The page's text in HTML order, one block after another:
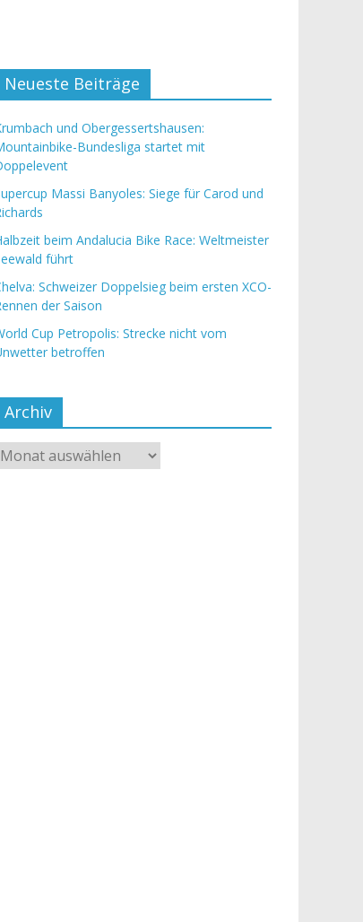
Neueste Beiträge
und Obergessertshausen:
Bundesliga startet mit
Massi Banyoles: Siege für Carod und
beim Andalucia Bike Race: Weltmeister
führt
Schweizer Doppelsieg beim ersten XCO-
der Saison
Cup Petropolis: Strecke nicht vom
betroffen
Archiv